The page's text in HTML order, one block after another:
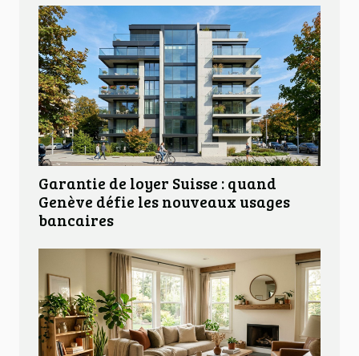
Garantie de loyer Suisse : quand
Genève défie les nouveaux usages
bancaires